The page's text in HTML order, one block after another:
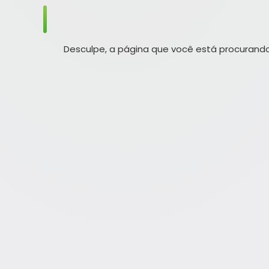
Desculpe, a página que você está